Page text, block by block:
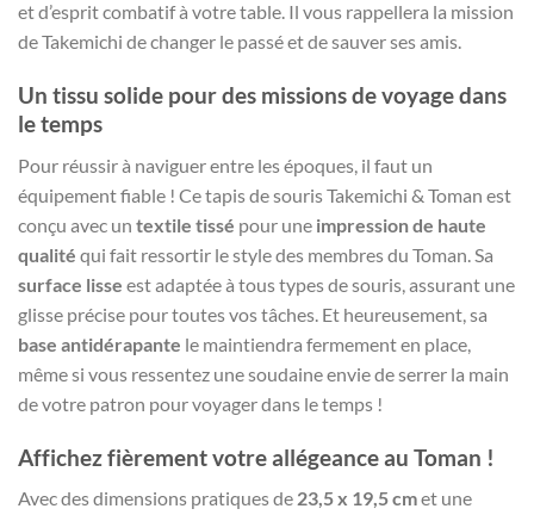
et d’esprit combatif à votre table. Il vous rappellera la mission
de Takemichi de changer le passé et de sauver ses amis.
Un tissu solide pour des missions de voyage dans
le temps
Pour réussir à naviguer entre les époques, il faut un
équipement fiable ! Ce tapis de souris Takemichi & Toman est
conçu avec un textile tissé pour une impression de haute
qualité qui fait ressortir le style des membres du Toman. Sa
surface lisse est adaptée à tous types de souris, assurant une
glisse précise pour toutes vos tâches. Et heureusement, sa
base antidérapante le maintiendra fermement en place,
même si vous ressentez une soudaine envie de serrer la main
de votre patron pour voyager dans le temps !
Affichez fièrement votre allégeance au Toman !
Avec des dimensions pratiques de 23,5 x 19,5 cmet une